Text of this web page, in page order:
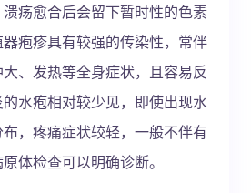
疡愈合后会留下暂时性的色素
疱疹具有较强的传染性，常伴
、发热等全身症状，且容易反
水疱相对较少见，即使出现水
，疼痛症状较轻，一般不伴有
体检查可以明确诊断。